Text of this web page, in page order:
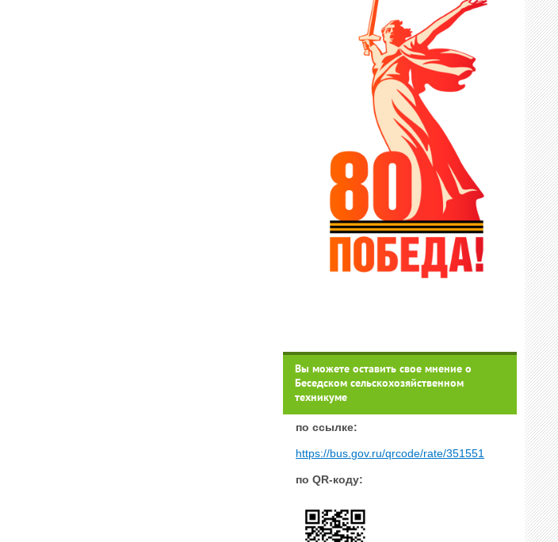
Вы можете оставить свое мнение о
Беседском сельскохозяйственном
техникуме
по ссылке:
https://bus.gov.ru/qrcode/rate/351551
по QR-коду: